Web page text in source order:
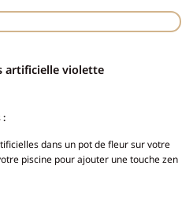
artificielle violette
:
dans un pot de fleur sur votre
piscine pour ajouter une touche zen